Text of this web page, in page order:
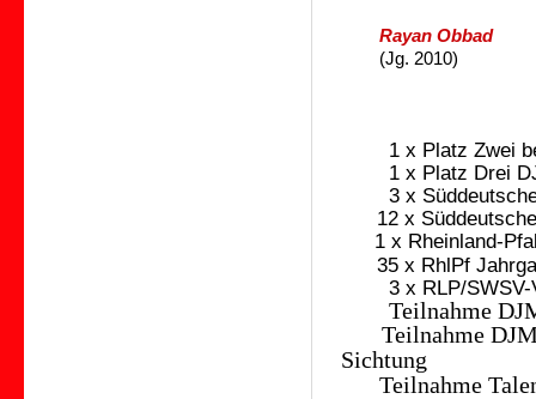
Rayan Obbad
(Jg. 2010)
1 x Platz Zwei
1 x Platz Drei
3 x
12 x
1 x Rheinland-
35 x RhlPf
3 x RLP/
Teilnahme
Teilnahme
Sichtung
Teilnahme